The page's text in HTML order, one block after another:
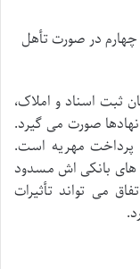
در صورت تأهل
ثبت اسناد و املاک،
نهادها صورت می گیرد.
پرداخت مهریه است.
های بانکی اش مسدود
می تواند تأثیرات